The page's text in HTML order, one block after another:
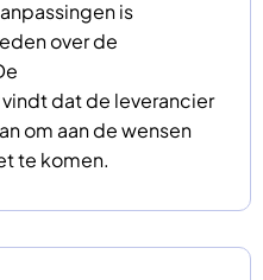
is
over de
dat de leverancier
om aan de wensen
te komen.